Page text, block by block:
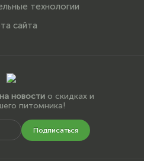
технологии
сайта
новостио скидках и
питомника!
Подписаться